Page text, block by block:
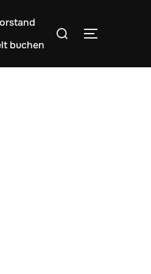
buchen
Suchen